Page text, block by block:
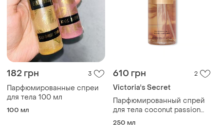
182 грн
Парфюмированные спреи
для тела 100 мл
100 мл
Victoria's Secret
Парфюмированный спрей
ТОП объявлений